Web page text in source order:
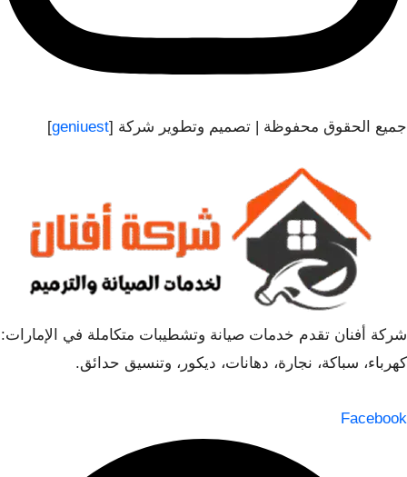
جميع الحقوق محفوظة | تصميم وتطوير شركة [geniuest
]
شركة أفنان تقدم خدمات صيانة وتشطيبات متكاملة في الإمارات:
كهرباء، سباكة، نجارة، دهانات، ديكور، وتنسيق حدائق.
Facebook